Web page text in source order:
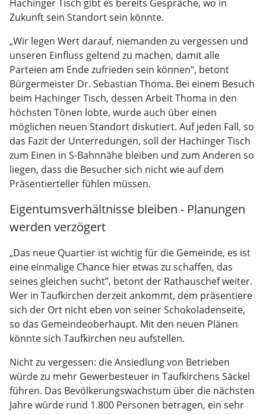
Hachinger Tisch gibt es bereits Gespräche, wo in
Zukunft sein Standort sein könnte.
„Wir legen Wert darauf, niemanden zu vergessen und
unseren Einfluss geltend zu machen, damit alle
Parteien am Ende zufrieden sein können”, betont
Bürgermeister Dr. Sebastian Thoma. Bei einem Besuch
beim Hachinger Tisch, dessen Arbeit Thoma in den
höchsten Tönen lobte, wurde auch über einen
möglichen neuen Standort diskutiert. Auf jeden Fall, so
das Fazit der Unterredungen, soll der Hachinger Tisch
zum Einen in S-Bahnnähe bleiben und zum Anderen so
liegen, dass die Besucher sich nicht wie auf dem
Präsentierteller fühlen müssen.
Eigentumsverhältnisse bleiben - Planungen
werden verzögert
„Das neue Quartier ist wichtig für die Gemeinde, es ist
eine einmalige Chance hier etwas zu schaffen, das
seines gleichen sucht”, betont der Rathauschef weiter.
Wer in Taufkirchen derzeit ankommt, dem präsentiere
sich der Ort nicht eben von seiner Schokoladenseite,
so das Gemeindeoberhaupt. Mit den neuen Plänen
könnte sich Taufkirchen neu aufstellen.
Nicht zu vergessen: die Ansiedlung von Betrieben
würde zu mehr Gewerbesteuer in Taufkirchens Säckel
führen. Das Bevölkerungswachstum über die nächsten
Jahre würde rund 1.800 Personen betragen, ein sehr